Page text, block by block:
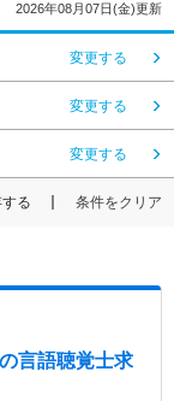
2026年08月07日(金)更新
変更する
変更する
変更する
る 条件をクリア
の言語聴覚士求